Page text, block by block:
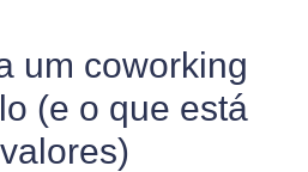
um coworking
(e o que está